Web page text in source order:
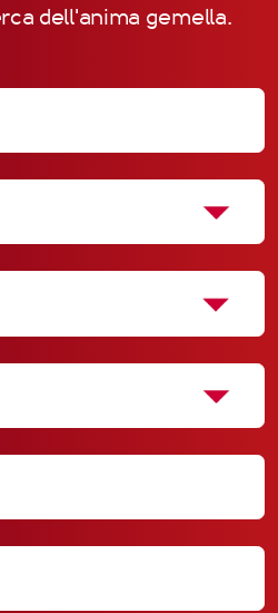
dell'anima gemella.